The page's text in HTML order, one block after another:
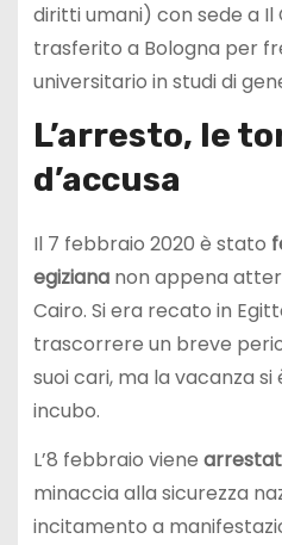
diritti umani) con sede a Il
trasferito a Bologna per
universitario in studi di
L’arresto, le
d’accusa
Il 7 febbraio 2020 è stato
egiziananon appena
Cairo. Si era recato in
trascorrere un breve
suoi cari, ma la vacanza
incubo.
L’8 febbraio viene
minaccia alla sicurezza
incitamento a